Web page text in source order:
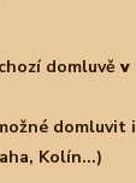
domluvě v
domluvit i
Kolín...)